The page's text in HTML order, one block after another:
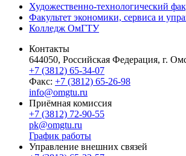
Художественно-технологический
Факультет экономики, сервиса и
Колледж ОмГТУ
Контакты
644050, Российская Федерация, г.
+7 (3812) 65-34-07
Факс: +7 (3812) 65-26-98
info@omgtu.ru
Приёмная комиссия
+7 (3812) 72-90-55
pk@omgtu.ru
График работы
Управление внешних связей